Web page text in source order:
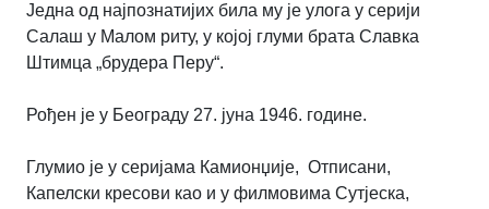
Једна од најпознатијих била му је улога у серији
Салаш у Малом риту, у којој глуми брата Славка
Штимца „брудера Перу“.
Рођен је у Београду 27. јуна 1946. године.
Глумио је у серијама Камионџије, Отписани,
Капелски кресови као и у филмовима Сутјеска,